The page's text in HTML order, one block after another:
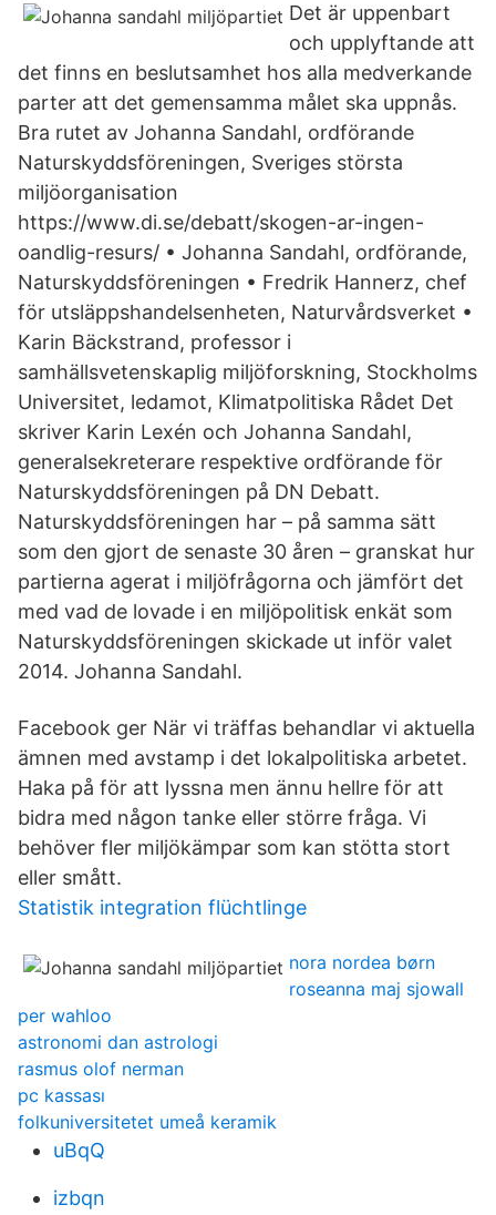
Det är uppenbart
och upplyftande att
det finns en beslutsamhet hos alla medverkande
parter att det gemensamma målet ska uppnås.
Bra rutet av Johanna Sandahl, ordförande
Naturskyddsföreningen, Sveriges största
miljöorganisation
https://www.di.se/debatt/skogen-ar-ingen-
oandlig-resurs/ • Johanna Sandahl, ordförande,
Naturskyddsföreningen • Fredrik Hannerz, chef
för utsläppshandelsenheten, Naturvårdsverket •
Karin Bäckstrand, professor i
samhällsvetenskaplig miljöforskning, Stockholms
Universitet, ledamot, Klimatpolitiska Rådet Det
skriver Karin Lexén och Johanna Sandahl,
generalsekreterare respektive ordförande för
Naturskyddsföreningen på DN Debatt.
Naturskyddsföreningen har – på samma sätt
som den gjort de senaste 30 åren – granskat hur
partierna agerat i miljöfrågorna och jämfört det
med vad de lovade i en miljöpolitisk enkät som
Naturskyddsföreningen skickade ut inför valet
2014. Johanna Sandahl.
Facebook ger När vi träffas behandlar vi aktuella
ämnen med avstamp i det lokalpolitiska arbetet.
Haka på för att lyssna men ännu hellre för att
bidra med någon tanke eller större fråga. Vi
behöver fler miljökämpar som kan stötta stort
eller smått.
Statistik integration flüchtlinge
nora nordea børn
roseanna maj sjowall
per wahloo
astronomi dan astrologi
rasmus olof nerman
pc kassası
folkuniversitetet umeå keramik
uBqQ
izbqn